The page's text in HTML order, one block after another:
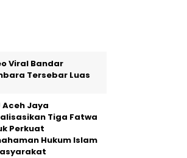
Viral Bandar
Tersebar Luas
Aceh Jaya
Tiga Fatwa
Perkuat
Hukum Islam